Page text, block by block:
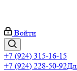
Войти
+7 (924) 315-16-15
+7 (924) 228-50-92